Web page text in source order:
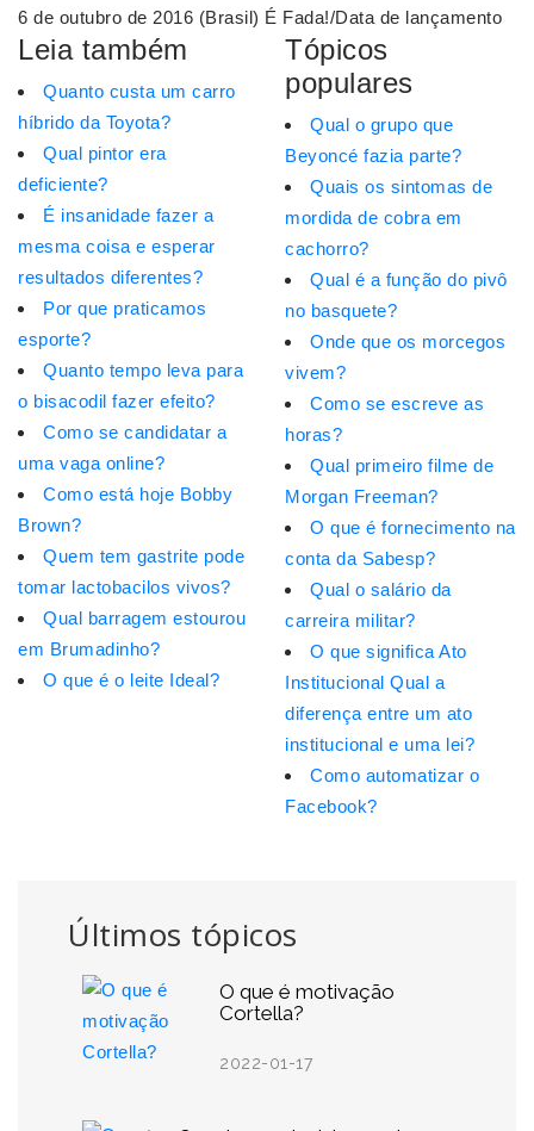
Últimos tópicos
O que é motivação
Cortella?
2022-01-17
6 de outubro de 2016 (Brasil) É Fada!/Data de lançamento
Leia também
Quanto custa um carro
híbrido da Toyota?
Qual pintor era
deficiente?
É insanidade fazer a
mesma coisa e esperar
resultados diferentes?
Por que praticamos
esporte?
Quanto tempo leva para
o bisacodil fazer efeito?
Como se candidatar a
uma vaga online?
Como está hoje Bobby
Brown?
Quem tem gastrite pode
tomar lactobacilos vivos?
Qual barragem estourou
em Brumadinho?
O que é o leite Ideal?
Tópicos
populares
Qual o grupo que
Beyoncé fazia parte?
Quais os sintomas de
mordida de cobra em
cachorro?
Qual é a função do pivô
no basquete?
Onde que os morcegos
vivem?
Como se escreve as
horas?
Qual primeiro filme de
Morgan Freeman?
O que é fornecimento na
conta da Sabesp?
Qual o salário da
carreira militar?
O que significa Ato
Institucional Qual a
diferença entre um ato
institucional e uma lei?
Como automatizar o
Facebook?